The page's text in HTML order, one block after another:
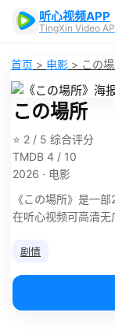
听心视频APP
TingXin Video
首页 > 电影 > この
この場所
⭐ 2 / 5 综合评分
TMDB 4 / 10
2026 · 电影
《この場所》是一
在听心视频可高清无
剧情